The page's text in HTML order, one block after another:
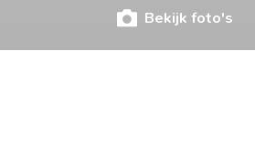
Bekijk foto's